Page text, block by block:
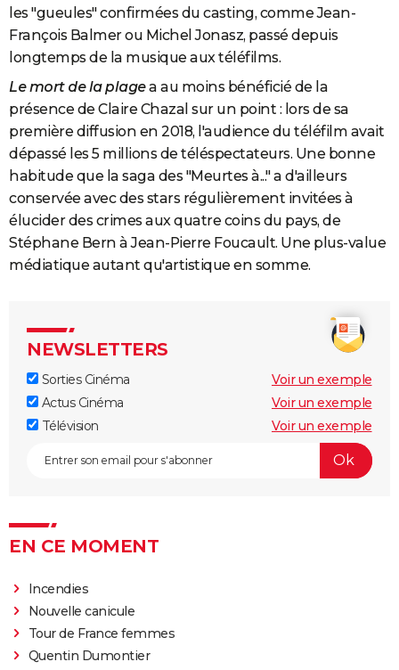
les "gueules" confirmées du casting, comme Jean-
François Balmer ou Michel Jonasz, passé depuis
longtemps de la musique aux téléfilms.
Le mort de la plagea au moins bénéficié de la
présence de Claire Chazal sur un point : lors de sa
première diffusion en 2018, l'audience du téléfilm avait
dépassé les 5 millions de téléspectateurs. Une bonne
habitude que la saga des "Meurtes à..." a d'ailleurs
conservée avec des stars régulièrement invitées à
élucider des crimes aux quatre coins du pays, de
Stéphane Bern à Jean-Pierre Foucault. Une plus-value
médiatique autant qu'artistique en somme.
NEWSLETTERS
Sorties Cinéma
Voir un exemple
Actus Cinéma
Voir un exemple
Télévision
Voir un exemple
EN CE MOMENT
Incendies
Nouvelle canicule
Tour de France femmes
Quentin Dumontier